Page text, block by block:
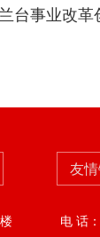
台事业改
电 话